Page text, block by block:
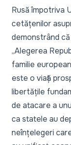
Rusă împotriva
cetățenilor
demonstrând
„Alegerea
familie
este o viață
libertățile
de atacare a
ca statele au
neînțelegeri